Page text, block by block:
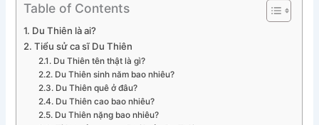
Table of Contents
Du Thiên là ai?
Tiểu sử ca sĩ Du Thiên
Du Thiên tên thật là gì?
Du Thiên sinh năm bao nhiêu?
Du Thiên quê ở đâu?
Du Thiên cao bao nhiêu?
Du Thiên nặng bao nhiêu?